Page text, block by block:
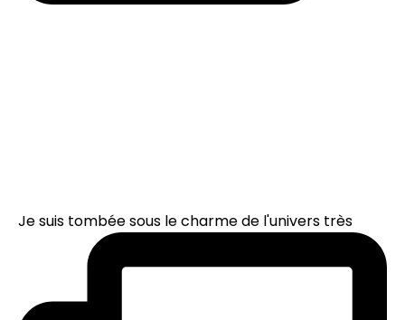
Je suis tombée sous le charme de l'univers très